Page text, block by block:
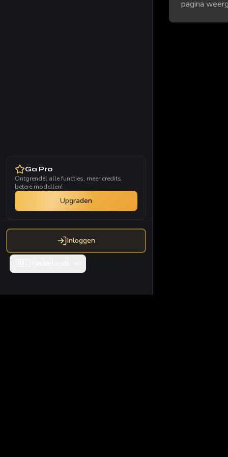
Ga Pro
Ontgrendel alle functies, meer credits,
betere modellen!
Upgraden
Inloggen
pagina